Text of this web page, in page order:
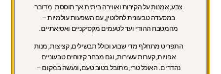
צבע, אמנות על הקירות ואווירה ביתית אך תוססת. מדובר
במסעדה טבעונית לחלוטין, עם השפעות עולמיות –
מהמטבח ההודי ועד לטעמים מקסיקניים ואסיאתיים.
התפריט מתחלף מדי שבוע וכולל תבשילים, קציצות, מנות
אפויות, קערות עשירות, וגם מבחר קינוחים טבעוניים
נהדרים. האוכל טרי, מתובל בטוב טעם, ונעשה במקום –